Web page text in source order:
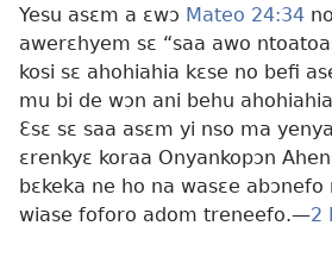
Yesu asɛm a ɛwɔ Mateo 24:34
awerɛhyem sɛ “saa awo
kosi sɛ ahohiahia kɛse no befi
mu bi de wɔn ani behu
Ɛsɛ sɛ saa asɛm yi nso ma
ɛrenkyɛ koraa Onyankopɔn
bɛkeka ne ho na wasɛe abɔnefo
wiase foforo adom treneefo.—2